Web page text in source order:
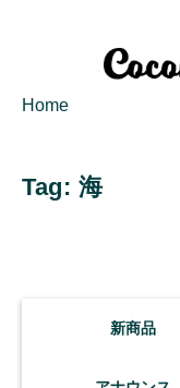
Home
新商品